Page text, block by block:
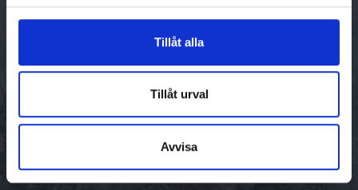
Tillåt alla
Tillåt urval
Avvisa
Hotel & Guest House
Unique Accommodation